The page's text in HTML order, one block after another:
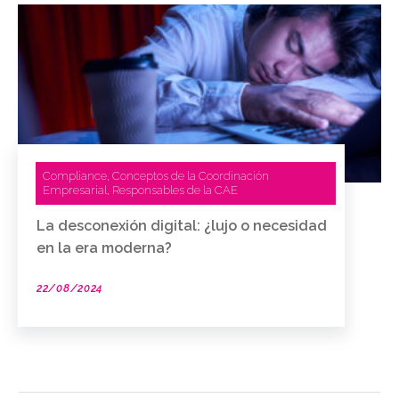
Compliance, Conceptos de la Coordinación
Empresarial, Responsables de la CAE
La desconexión digital: ¿lujo o necesidad
en la era moderna?
22/08/2024